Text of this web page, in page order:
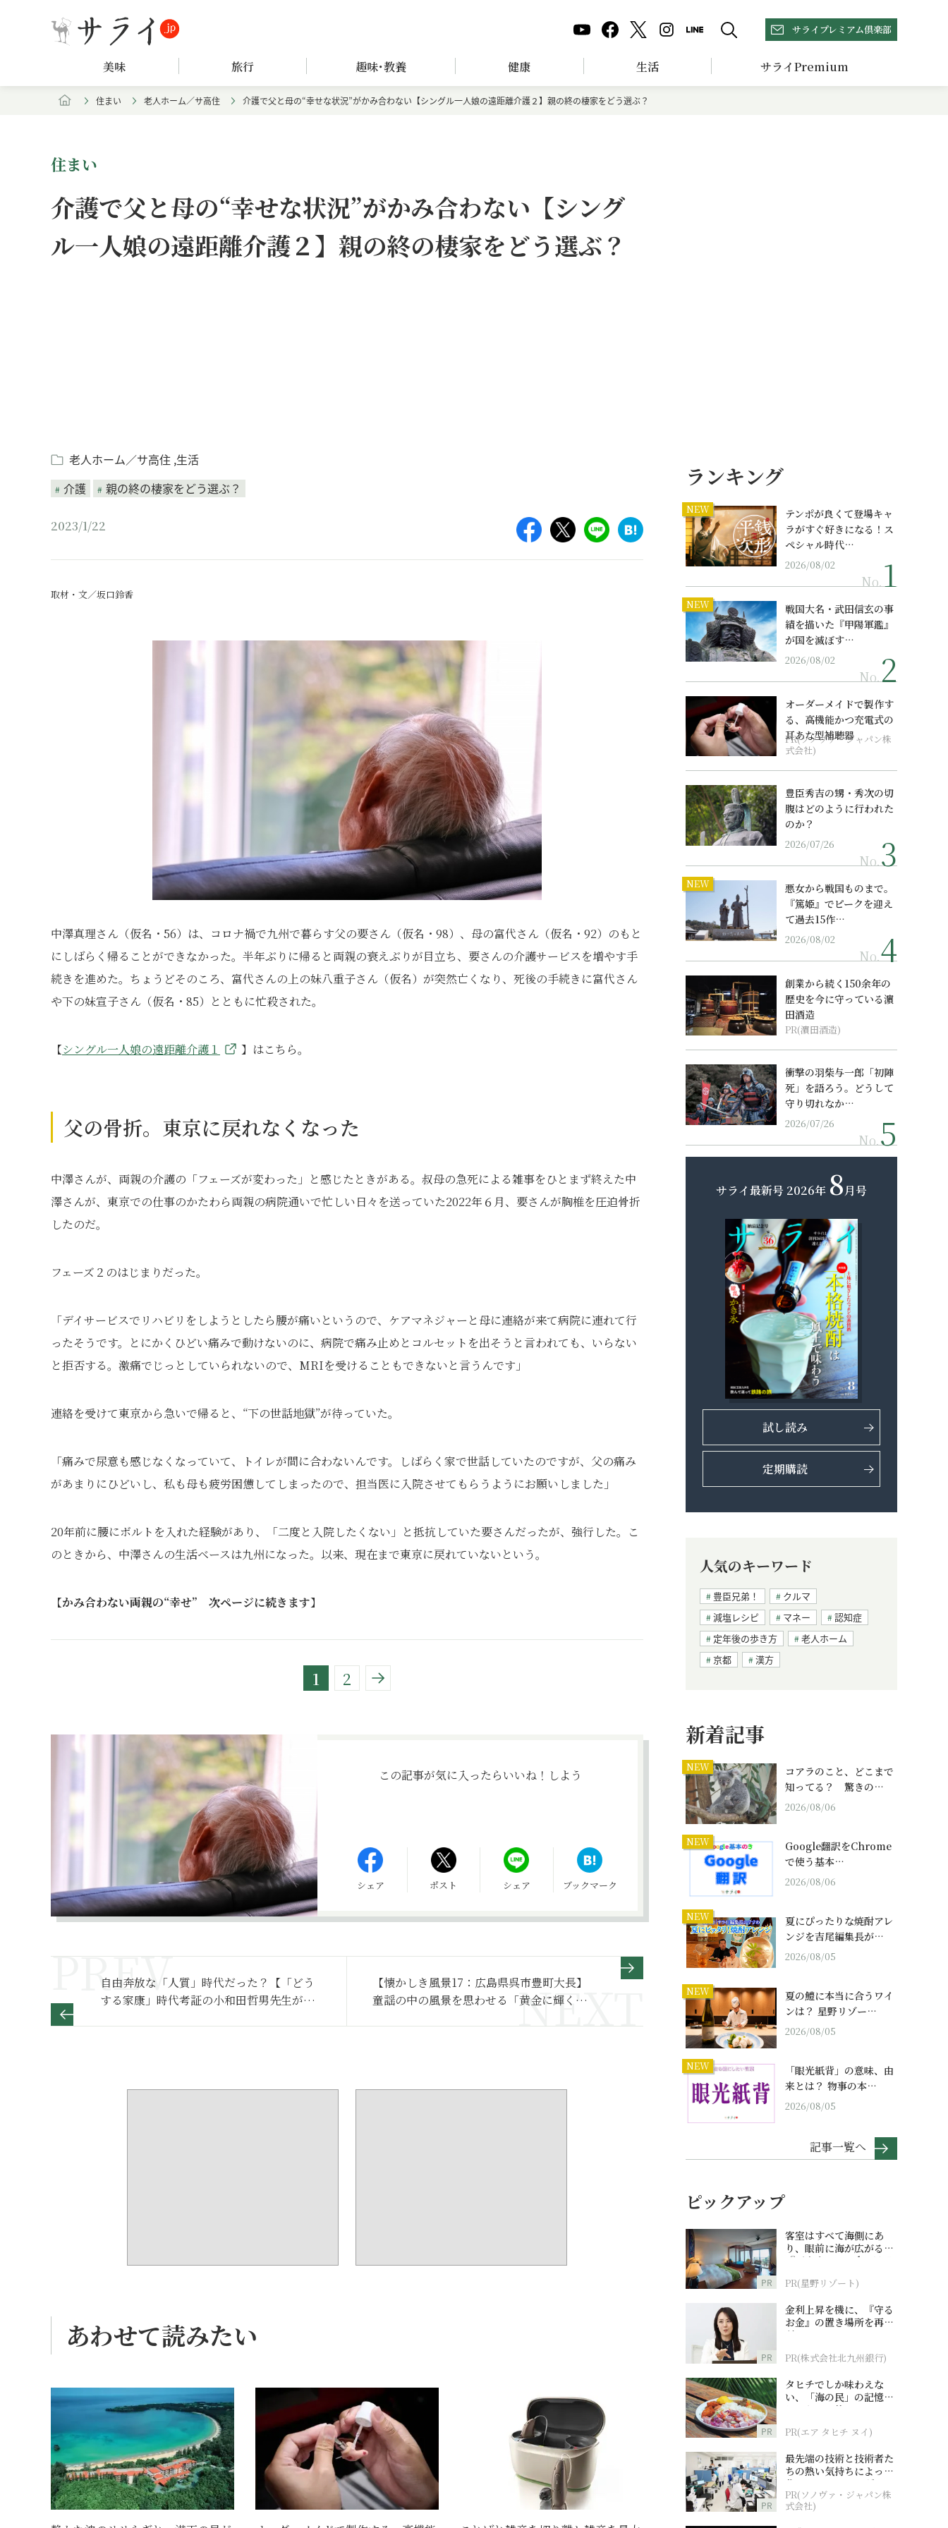
サライプレミアム倶楽部
美味 旅行 趣味･教養 健康 生活 サライPremium
住まい 老人ホーム／サ高住 介護で父と母の“幸せな状況”がかみ合わない【シングル一人娘の遠距離介護２】親の終の棲家をどう選ぶ？
住まい
介護で父と母の“幸せな状況”がかみ合わない【シング
ル一人娘の遠距離介護２】親の終の棲家をどう選ぶ？
老人ホーム／サ高住 生活
介護
親の終の棲家をどう選ぶ？
2023/1/22
取材・文／坂口鈴香
中澤真理さん（仮名・56）は、コロナ禍で九州で暮らす父の要さん（仮名・98）、母の富代さん（仮名・92）のもと
にしばらく帰ることができなかった。半年ぶりに帰ると両親の衰えぶりが目立ち、要さんの介護サービスを増やす手
続きを進めた。ちょうどそのころ、富代さんの上の妹八重子さん（仮名）が突然亡くなり、死後の手続きに富代さん
や下の妹宣子さん（仮名・85）とともに忙殺された。
【シングル一人娘の遠距離介護１ 】はこちら。
父の骨折。東京に戻れなくなった
中澤さんが、両親の介護の「フェーズが変わった」と感じたときがある。叔母の急死による雑事をひとまず終えた中
澤さんが、東京での仕事のかたわら両親の病院通いで忙しい日々を送っていた2022年６月、要さんが胸椎を圧迫骨折
したのだ。
フェーズ２のはじまりだった。
「デイサービスでリハビリをしようとしたら腰が痛いというので、ケアマネジャーと母に連絡が来て病院に連れて行
ったそうです。とにかくひどい痛みで動けないのに、病院で痛み止めとコルセットを出そうと言われても、いらない
と拒否する。激痛でじっとしていられないので、MRIを受けることもできないと言うんです」
連絡を受けて東京から急いで帰ると、“下の世話地獄”が待っていた。
「痛みで尿意も感じなくなっていて、トイレが間に合わないんです。しばらく家で世話していたのですが、父の痛み
があまりにひどいし、私も母も疲労困憊してしまったので、担当医に入院させてもらうようにお願いしました」
20年前に腰にボルトを入れた経験があり、「二度と入院したくない」と抵抗していた要さんだったが、強行した。こ
のときから、中澤さんの生活ベースは九州になった。以来、現在まで東京に戻れていないという。
【かみ合わない両親の“幸せ” 次ページに続きます】
1 2
この記事が気に入ったらいいね！しよう
シェア ポスト シェア ブックマーク
自由奔放な「人質」時代だった？【「どう
する家康」時代考証の小和田哲男先生が語
【懐かしき風景17：広島県呉市豊町大長】
童謡の中の風景を思わせる「黄金に輝く
あわせて読みたい
ランキング
NEW
テンポが良くて登場キャ
ラがすぐ好きになる！ス
ペシャル時代…
2026/08/02
No.
NEW
戦国大名・武田信玄の事
績を描いた『甲陽軍鑑』
が国を滅ぼす…
2026/08/02
No.
オーダーメイドで製作す
る、高機能かつ充電式の
耳あな型補聴器
PR(ソノヴァ・ジャパン株
式会社)
豊臣秀吉の甥・秀次の切
腹はどのように行われた
のか？
2026/07/26
No.
NEW
悪女から戦国ものまで。
『篤姫』でピークを迎え
て過去15作…
2026/08/02
No.
創業から続く150余年の
歴史を今に守っている濵
田酒造
PR(濵田酒造)
衝撃の羽柴与一郎「初陣
死」を語ろう。どうして
守り切れなか…
2026/07/26
No.
サライ最新号 2026年 8月号
試し読み
定期購読
人気のキーワード
豊臣兄弟！
クルマ
減塩レシピ
マネー
認知症
定年後の歩き方
老人ホーム
京都
漢方
新着記事
NEW
コアラのこと、どこまで
知ってる？ 驚きの…
2026/08/06
NEW
Google翻訳をChrome
で使う基本…
2026/08/06
NEW
夏にぴったりな焼酎アレ
ンジを吉尾編集長が…
2026/08/05
NEW
夏の鱧に本当に合うワイ
ンは？ 星野リゾー…
2026/08/05
NEW
「眼光紙背」の意味、由
来とは？ 物事の本…
2026/08/05
記事一覧へ
ピックアップ
PR
客室はすべて海側にあ
り、眼前に海が広がる
『西表島ホテル by 星野
PR(星野リゾート)
PR
金利上昇を機に、『守る
お金』の置き場所を再検
討
PR(株式会社北九州銀行)
PR
タヒチでしか味わえな
い、「海の民」の記憶へ
とつながる旅
PR(エア タヒチ ヌイ)
PR
最先端の技術と技術者た
ちの熱い気持ちによって
作られているオーダーメ
イド補聴器
PR(ソノヴァ・ジャパン株
式会社)